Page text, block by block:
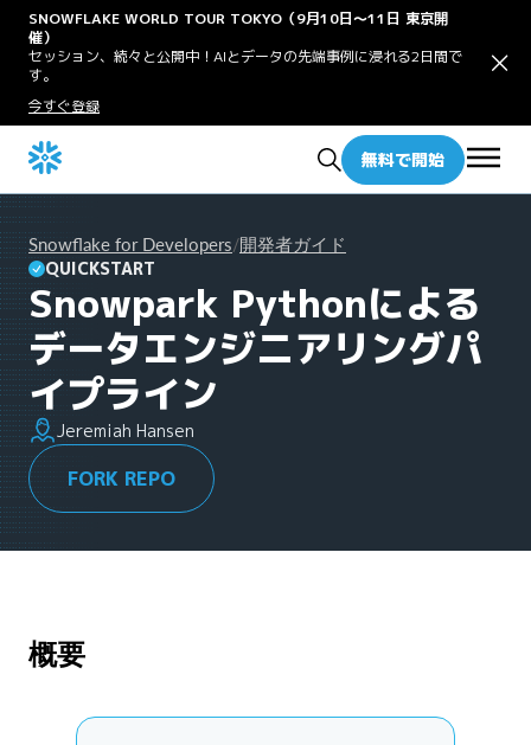
SNOWFLAKE WORLD TOUR TOKYO（9月10日〜11日 東京開
催）
セッション、続々と公開中！AIとデータの先端事例に浸れる2日間で
す。
今すぐ登録
無料で開始
Snowflake for Developers/開発者ガイド
QUICKSTART
Snowpark Pythonによる
データエンジニアリングパ
イプライン
Jeremiah Hansen
FORK REPO
概要